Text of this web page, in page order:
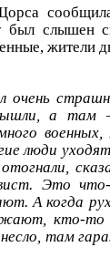
был слышен
жители
очень
а
люди
Это
А когда
кто-то
там